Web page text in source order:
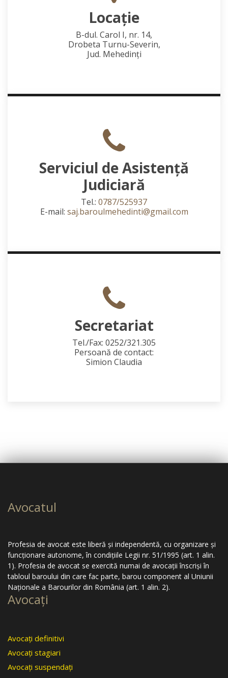
Locaţie
B-dul. Carol I, nr. 14,
Drobeta Turnu-Severin,
Jud. Mehedinţi
Serviciul de Asistență
Judiciară
Tel.: 0787/525937
E-mail: saj.baroulmehedinti@gmail.com
Secretariat
Tel./Fax: 0252/321.305
Persoană de contact:
Simion Claudia
Avocatul
Profesia de avocat este liberă şi independentă, cu organizare şi
funcţionare autonome, în condiţiile Legii nr. 51/1995 (art. 1 alin.
1). Profesia de avocat se exercită numai de avocaţii înscrişi în
tabloul baroului din care fac parte, barou component al Uniunii
Naţionale a Barourilor din România (art. 1 alin. 2).
Avocaţi
Avocaţi definitivi
Avocaţi stagiari
Avocaţi suspendaţi